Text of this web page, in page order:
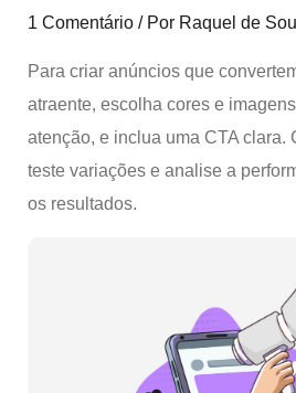
1 Comentário / Por Raquel de
Para criar anúncios que
atraente, escolha cores e
atenção, e inclua uma CTA clara.
teste variações e analise a
os resultados.